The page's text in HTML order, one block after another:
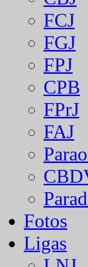
FCJ
FGJ
FPJ
CPB
FPrJ
FAJ
Fotos
Ligas